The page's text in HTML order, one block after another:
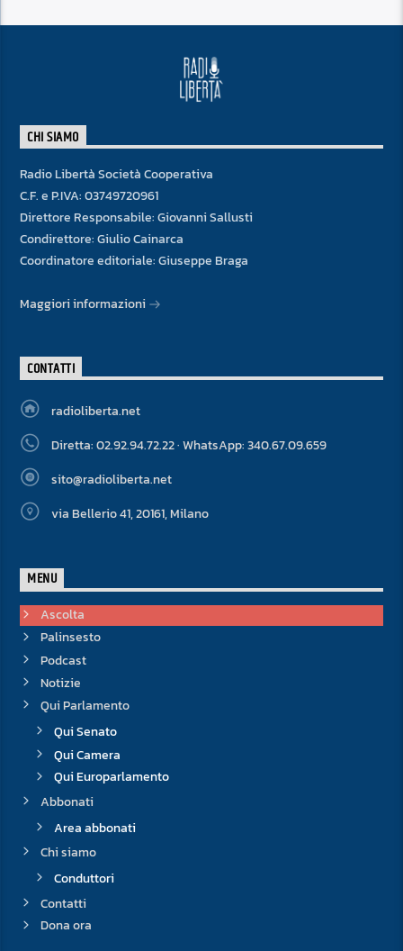
CHI SIAMO
Radio Libertà Società Cooperativa
C.F. e P.IVA: 03749720961
Direttore Responsabile: Giovanni Sallusti
Condirettore: Giulio Cainarca
Coordinatore editoriale: Giuseppe Braga
Maggiori informazioni
CONTATTI
radioliberta.net
Diretta: 02.92.94.72.22 · WhatsApp: 340.67.09.659
sito@radioliberta.net
via Bellerio 41, 20161, Milano
MENU
Ascolta
Palinsesto
Podcast
Notizie
Qui Parlamento
Qui Senato
Qui Camera
Qui Europarlamento
Abbonati
Area abbonati
Chi siamo
Conduttori
Contatti
Dona ora